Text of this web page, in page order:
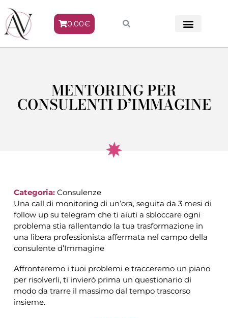
0,00€
MENTORING PER
CONSULENTI D’IMMAGINE
Categoria: Consulenze
Una call di monitoring di un’ora, seguita da 3 mesi di
follow up su telegram che ti aiuti a sbloccare ogni
problema stia rallentando la tua trasformazione in
una libera professionista affermata nel campo della
consulente d’Immagine
Affronteremo i tuoi problemi e tracceremo un piano
per risolverli, ti invierò prima un questionario di
modo da trarre il massimo dal tempo trascorso
insieme.